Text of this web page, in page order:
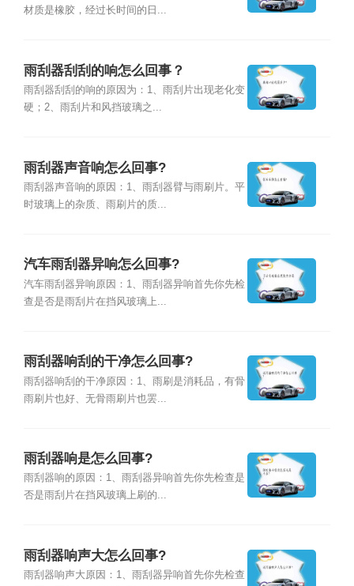
材质是橡胶，经过长时间的日...
雨刮器刮刮的响怎么回事？
雨刮器刮刮的响的原因为：1、雨刮片出现老化变
硬；2、雨刮片和风挡玻璃之...
雨刮器声音响怎么回事?
雨刮器声音响的原因：1、雨刮器臂与雨刷片。平
时玻璃上的杂质、雨刷片的质...
汽车雨刮器异响怎么回事?
汽车雨刮器异响原因：1、雨刮器异响首先你先检
查是否是雨刮片在挡风玻璃上...
雨刮器响刮的干净怎么回事?
雨刮器响刮的干净原因：1、雨刷是消耗品，有骨
雨刷片也好、无骨雨刷片也罢...
雨刮器响是怎么回事?
雨刮器响的原因：1、雨刮器异响首先你先检查是
否是雨刮片在挡风玻璃上刷的...
雨刮器响声大怎么回事?
雨刮器响声大原因：1、雨刮器异响首先你先检查